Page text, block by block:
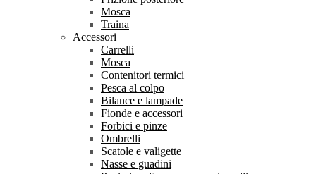
Mosca
Traina
Accessori
Carrelli
Mosca
Contenitori termici
Pesca al colpo
Bilance e lampade
Fionde e accessori
Forbici e pinze
Ombrelli
Scatole e valigette
Nasse e guadini